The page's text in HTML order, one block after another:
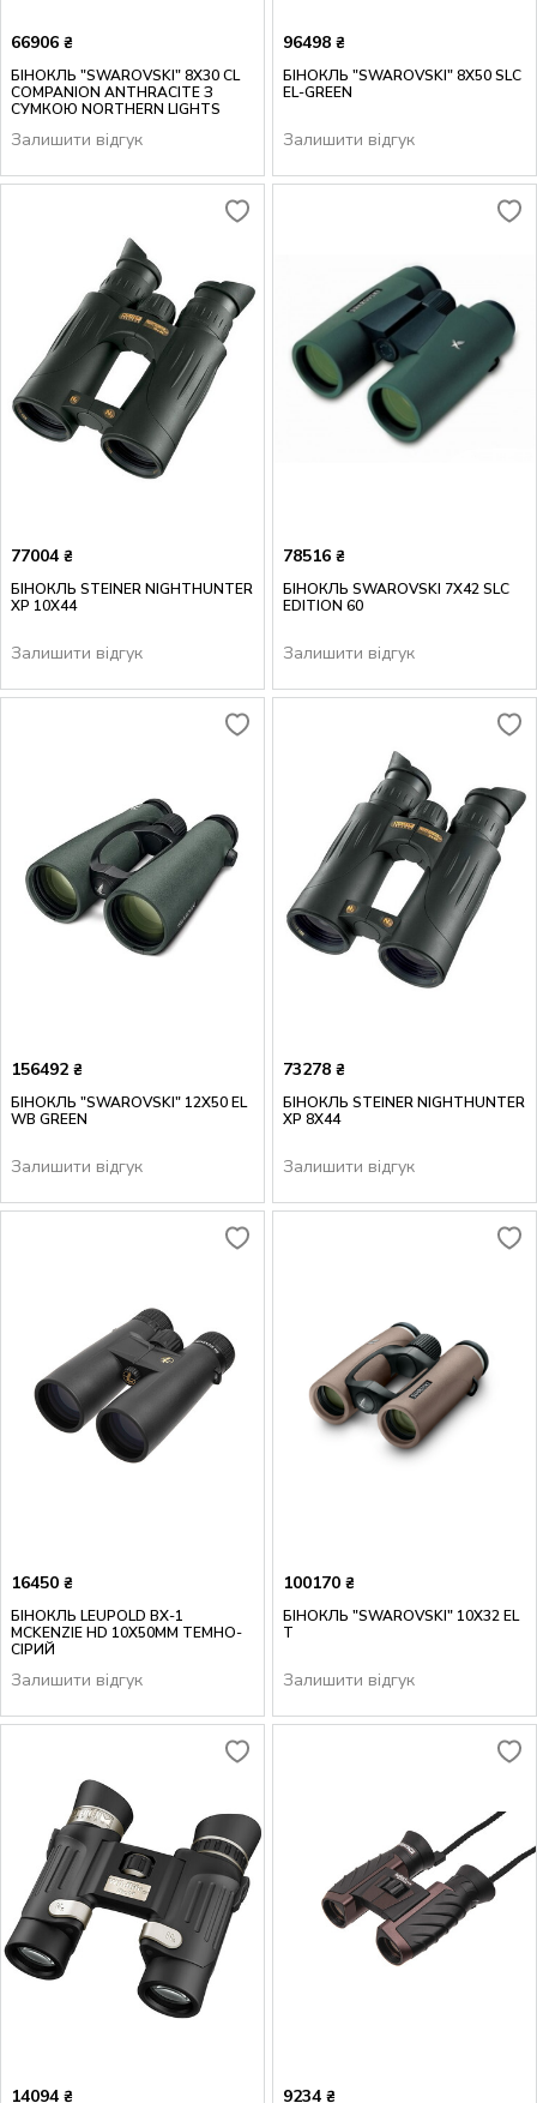
66906 ₴
БІНОКЛЬ "SWAROVSKI" 8Х30 CL
COMPANION ANTHRACITE З
СУМКОЮ NORTHERN LIGHTS
Залишити відгук
96498 ₴
БІНОКЛЬ "SWAROVSKI" 8X50 SLC
EL-GREEN
Залишити відгук
77004 ₴
БІНОКЛЬ STEINER NIGHTHUNTER
XP 10X44
Залишити відгук
78516 ₴
БІНОКЛЬ SWAROVSKI 7X42 SLC
EDITION 60
Залишити відгук
156492 ₴
БІНОКЛЬ "SWAROVSKI" 12X50 EL
WB GREEN
Залишити відгук
73278 ₴
БІНОКЛЬ STEINER NIGHTHUNTER
XP 8X44
Залишити відгук
16450 ₴
БІНОКЛЬ LEUPOLD BX-1
MCKENZIE HD 10X50MM ТЕМНО-
СІРИЙ
Залишити відгук
100170 ₴
БІНОКЛЬ "SWAROVSKI" 10Х32 EL
T
Залишити відгук
14094 ₴ 9234 ₴